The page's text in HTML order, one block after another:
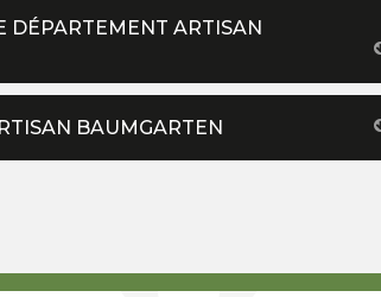
DÉPARTEMENT ARTISAN
BAUMGARTEN